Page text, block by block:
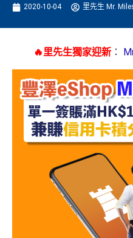
2020-10-04 里先生 Mr.
🔥里先生獨家迎新：